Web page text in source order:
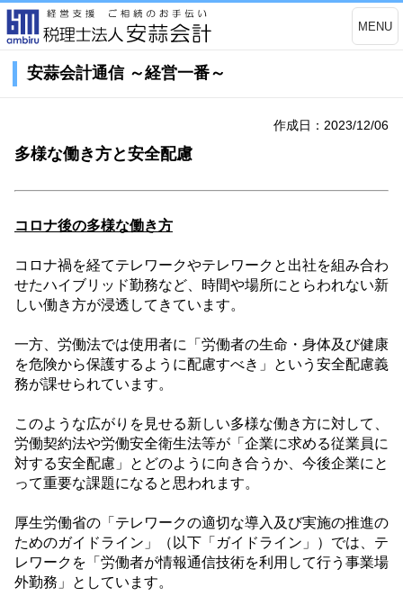
MENU
安蒜会計通信 ～経営一番～
作成日：2023/12/06
多様な働き方と安全配慮
コロナ後の多様な働き方
コロナ禍を経てテレワークやテレワークと出社を組み合わ
せたハイブリッド勤務など、時間や場所にとらわれない新
しい働き方が浸透してきています。
一方、労働法では使用者に「労働者の生命・身体及び健康
を危険から保護するように配慮すべき」という安全配慮義
務が課せられています。
このような広がりを見せる新しい多様な働き方に対して、
労働契約法や労働安全衛生法等が「企業に求める従業員に
対する安全配慮」とどのように向き合うか、今後企業にと
って重要な課題になると思われます。
厚生労働省の「テレワークの適切な導入及び実施の推進の
ためのガイドライン」（以下「ガイドライン」）では、テ
レワークを「労働者が情報通信技術を利用して行う事業場
外勤務」としています。